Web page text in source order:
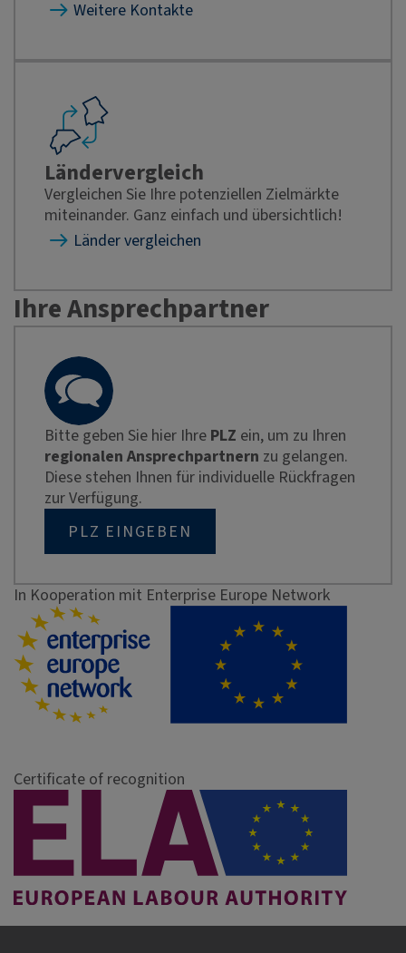
Weitere Kontakte
Ländervergleich
Vergleichen Sie Ihre potenziellen Zielmärkte
miteinander. Ganz einfach und übersichtlich!
Länder vergleichen
Ihre Ansprechpartner
Bitte geben Sie hier Ihre PLZ ein, um zu Ihren
regionalen Ansprechpartnern zu gelangen.
Diese stehen Ihnen für individuelle Rückfragen
zur Verfügung.
PLZ EINGEBEN
In Kooperation mit Enterprise Europe Network
Certificate of recognition